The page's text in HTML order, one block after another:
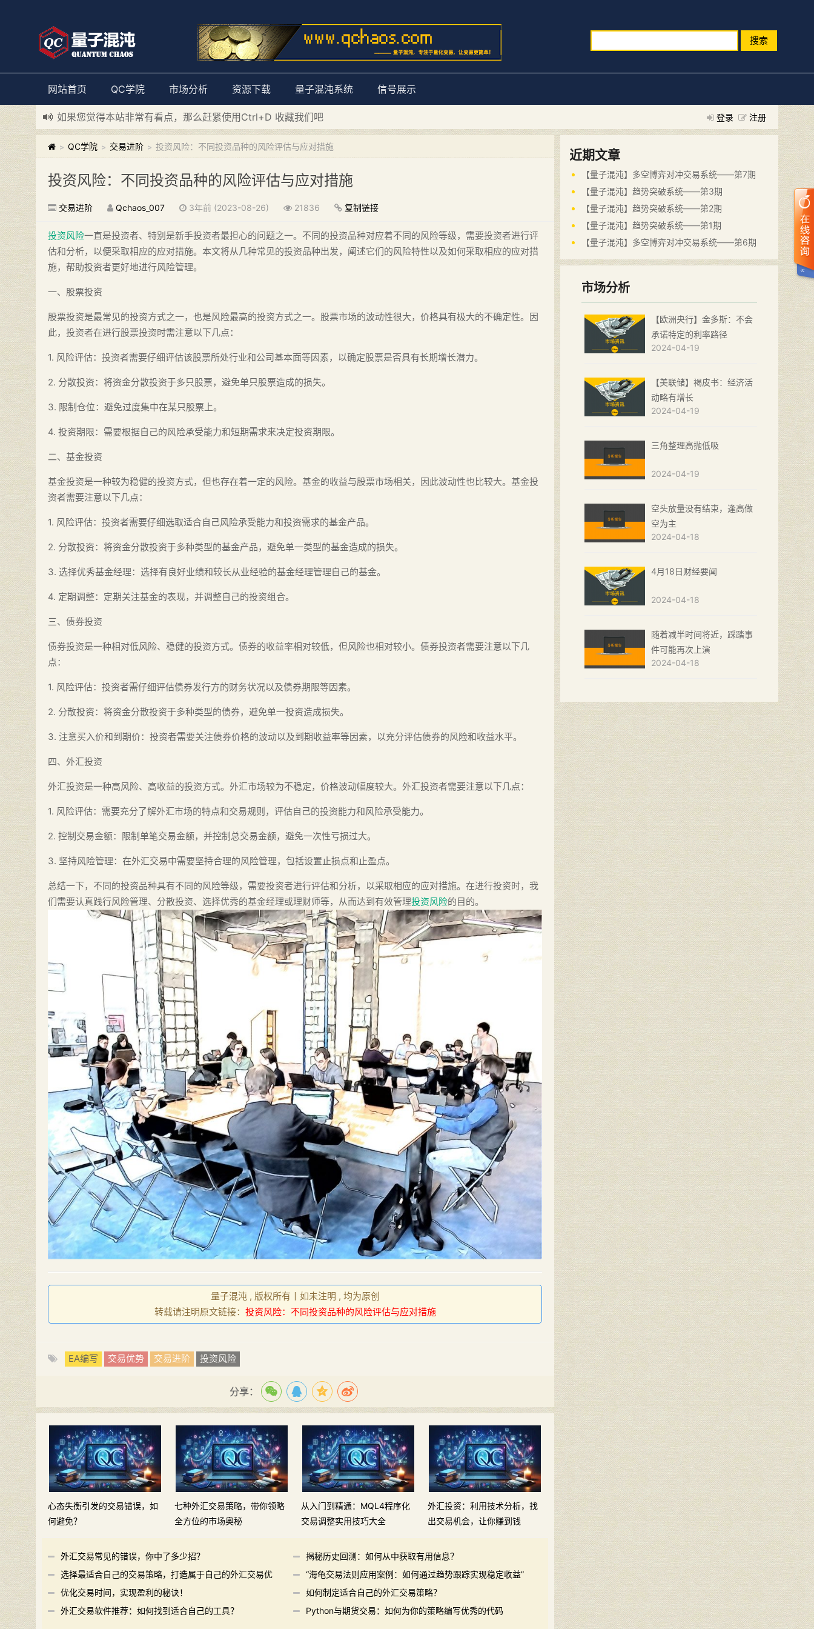
搜索
网站首页 QC学院 市场分析 资源下载 量子混沌系统 信号展示
登录 注册
如果您觉得本站非常有看点，那么赶紧使用Ctrl+D 收藏我们吧
新添加量子混沌系统板块，欢迎大家访问！---“量子混沌系统”
> QC学院 > 交易进阶 > 投资风险：不同投资品种的风险评估与应对措施
投资风险：不同投资品种的风险评估与应对措施
交易进阶 Qchaos_007 3年前 (2023-08-26) 21836 复制链接
投资风险一直是投资者、特别是新手投资者最担心的问题之一。不同的投资品种对应着不同的风险等级，需要投资者进行评
估和分析，以便采取相应的应对措施。本文将从几种常见的投资品种出发，阐述它们的风险特性以及如何采取相应的应对措
施，帮助投资者更好地进行风险管理。
一、股票投资
股票投资是最常见的投资方式之一，也是风险最高的投资方式之一。股票市场的波动性很大，价格具有极大的不确定性。因
此，投资者在进行股票投资时需注意以下几点：
1. 风险评估：投资者需要仔细评估该股票所处行业和公司基本面等因素，以确定股票是否具有长期增长潜力。
2. 分散投资：将资金分散投资于多只股票，避免单只股票造成的损失。
3. 限制仓位：避免过度集中在某只股票上。
4. 投资期限：需要根据自己的风险承受能力和短期需求来决定投资期限。
二、基金投资
基金投资是一种较为稳健的投资方式，但也存在着一定的风险。基金的收益与股票市场相关，因此波动性也比较大。基金投
资者需要注意以下几点：
1. 风险评估：投资者需要仔细选取适合自己风险承受能力和投资需求的基金产品。
2. 分散投资：将资金分散投资于多种类型的基金产品，避免单一类型的基金造成的损失。
3. 选择优秀基金经理：选择有良好业绩和较长从业经验的基金经理管理自己的基金。
4. 定期调整：定期关注基金的表现，并调整自己的投资组合。
三、债券投资
债券投资是一种相对低风险、稳健的投资方式。债券的收益率相对较低，但风险也相对较小。债券投资者需要注意以下几
点：
1. 风险评估：投资者需仔细评估债券发行方的财务状况以及债券期限等因素。
2. 分散投资：将资金分散投资于多种类型的债券，避免单一投资造成损失。
3. 注意买入价和到期价：投资者需要关注债券价格的波动以及到期收益率等因素，以充分评估债券的风险和收益水平。
四、外汇投资
外汇投资是一种高风险、高收益的投资方式。外汇市场较为不稳定，价格波动幅度较大。外汇投资者需要注意以下几点：
1. 风险评估：需要充分了解外汇市场的特点和交易规则，评估自己的投资能力和风险承受能力。
2. 控制交易金额：限制单笔交易金额，并控制总交易金额，避免一次性亏损过大。
3. 坚持风险管理：在外汇交易中需要坚持合理的风险管理，包括设置止损点和止盈点。
总结一下，不同的投资品种具有不同的风险等级，需要投资者进行评估和分析，以采取相应的应对措施。在进行投资时，我
们需要认真践行风险管理、分散投资、选择优秀的基金经理或理财师等，从而达到有效管理投资风险的目的。
量子混沌 , 版权所有丨如未注明 , 均为原创
转载请注明原文链接： 投资风险：不同投资品种的风险评估与应对措施
EA编写 交易优势 交易进阶 投资风险
分享：
心态失衡引发的交易错误，如
何避免？
七种外汇交易策略，带你领略
全方位的市场奥秘
从入门到精通：MQL4程序化
交易调整实用技巧大全
外汇投资：利用技术分析，找
出交易机会，让你赚到钱
外汇交易常见的错误，你中了多少招？
揭秘历史回测：如何从中获取有用信息？
选择最适合自己的交易策略，打造属于自己的外汇交易优
势
“海龟交易法则应用案例：如何通过趋势跟踪实现稳定收益”
优化交易时间，实现盈利的秘诀！
如何制定适合自己的外汇交易策略？
外汇交易软件推荐：如何找到适合自己的工具？
Python与期货交易：如何为你的策略编写优秀的代码
近期文章
【量子混沌】多空博弈对冲交易系统——第7期
【量子混沌】趋势突破系统——第3期
【量子混沌】趋势突破系统——第2期
【量子混沌】趋势突破系统——第1期
【量子混沌】多空博弈对冲交易系统——第6期
市场分析
【欧洲央行】金多斯：不会
承诺特定的利率路径
2024-04-19
【美联储】褐皮书：经济活
动略有增长
2024-04-19
三角整理高抛低吸
2024-04-19
空头放量没有结束，逢高做
空为主
2024-04-18
4月18日财经要闻
2024-04-18
随着减半时间将近，踩踏事
件可能再次上演
2024-04-18